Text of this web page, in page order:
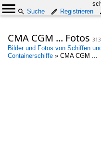
Suche
Registrieren
CMA CGM ... Fotos
Bilder und Fotos von Schiffen
Containerschiffe » CMA CGM ...